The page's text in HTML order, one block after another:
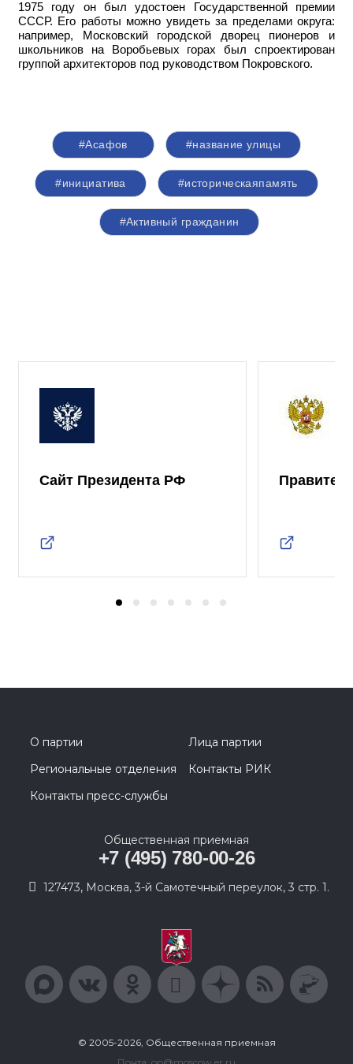
1975 году он был удостоен Государственной премии
СССР. Его работы можно увидеть за пределами округа:
например,
Московский городской дворец пионеров и
школьников на Воробьевых горах был спроектирован
группой архитекторов под руководством Покровского.
#Асафов #название улицы
#инициатива #историческаяпамять
#Активный гражданин
Сайт Президента РФ
О партии
Лица партии
Региональные отделения
Контакты РИК
Контакты пресс-службы
Общественная приемная
+7 (495) 780-00-26
127473, Москва, 3-й Самотечный переулок, 3 стр. 1.
© 2005-2026, Общественная приемная